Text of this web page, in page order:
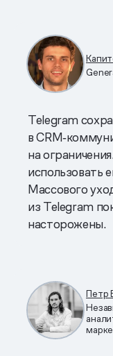
Telegram
в
на
использовать
Массового
из Telegram
насторожены.
Петр